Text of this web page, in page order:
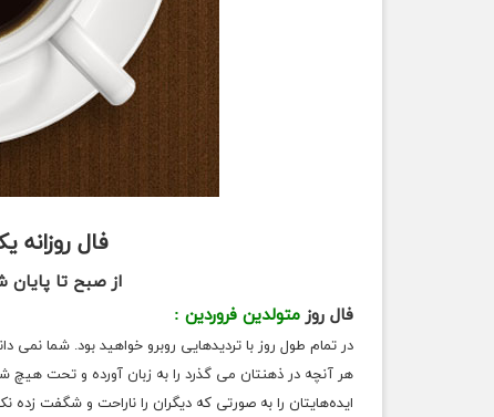
فال روزانه
از صبح تا
فال روز متولدین فروردین :
در تمام طول روز با تردیدهایی روبرو خواهید بود. شما نمی
هر آنچه در ذهنتان می گذرد را به زبان آورده و تحت هیچ
ایده‌هایتان را به صورتی که دیگران را ناراحت و شگفت زده